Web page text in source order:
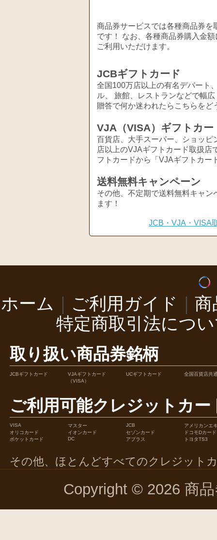
商品券サービスでは各種商品券
です！ なお、各種商品券購入金
ご利用いただけます。
JCBギフトカード
全国100万店以上の有名デパート
ル、 旅館、レストランなどで幅
贈答で何か迷われたらこちらをど
VJA（VISA）ギフトカー
百貨店、大手スーパー、ショッ
店以上のVJAギフトカード取扱店
フトカードから「VJAギフトカー
送料無料キャンペーン
その他、不定期で送料無料キャ
ます！
JCB・VJA・VISA
ホーム ご利用ガイド
商
特定商取引法につ
取り扱い商品券銘柄
JCBギフトカード
VJAギフトカード
（VISA）
UCギフトカード 全国百貨店共
ご利用可能クレジットカー
VISA マスター JCB
アメリカンエ
オリコカード
イオンカード セゾンカード
ドコモDカード
ポケットカード
DC アプラス トヨタTS3
その他、ほとんどすべてのクレジット
Copyright © 2026 商